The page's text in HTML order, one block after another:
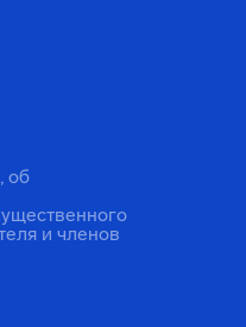
об
и членов